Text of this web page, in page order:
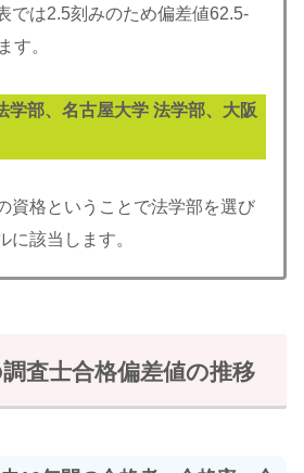
では2.5刻みのため偏差値62.5-
す。
学部、名古屋大学 法学部、大阪
資格ということで法学部を選び
に該当します。
査士合格偏差値の推移